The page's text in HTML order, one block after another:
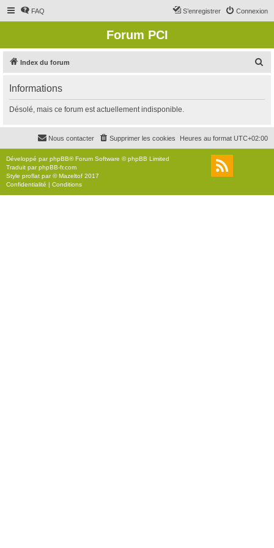
FAQ Connexion
S’enregistrer
Forum PCI
Index du forum
r
c
r
Informations
Désolé, mais ce forum est actuellement indisponible.
Heures au format UTC+02:00
Supprimer les cookies
Nous contacter
Développé parphpBB® Forum Software © phpBB Limited
Traduit parphpBB-fr.com
Style proflat par ©Mazeltof 2017
Confidentialité | Conditions